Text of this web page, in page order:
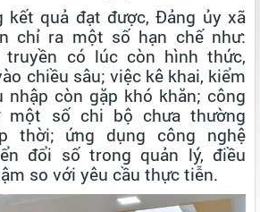
kết quả đạt được, Đảng ủy xã
chỉ ra một số hạn chế như:
truyền có lúc còn hình thức,
chiều sâu; việc kê khai, kiểm
nhập còn gặp khó khăn; công
số chi bộ chưa thường
thời; ứng dụng công nghệ
đổi số trong quản lý, điều
so với yêu cầu thực tiễn.